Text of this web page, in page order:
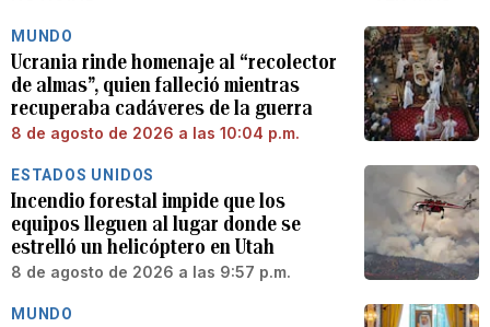
MUNDO
Ucrania rinde homenaje al “recolector
de almas”, quien falleció mientras
recuperaba cadáveres de la guerra
8 de agosto de 2026 a las 10:04 p.m.
ESTADOS UNIDOS
Incendio forestal impide que los
equipos lleguen al lugar donde se
estrelló un helicóptero en Utah
8 de agosto de 2026 a las 9:57 p.m.
MUNDO